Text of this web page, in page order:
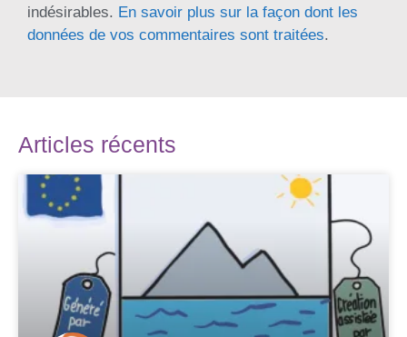
indésirables. En savoir plus sur la façon dont les
données de vos commentaires sont traitées.
Articles récents